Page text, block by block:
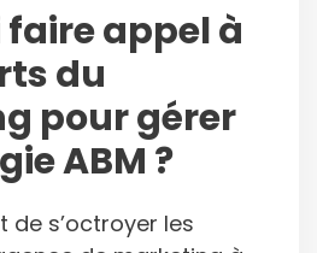
appel à
du
pour gérer
ABM ?
de s’octroyer les